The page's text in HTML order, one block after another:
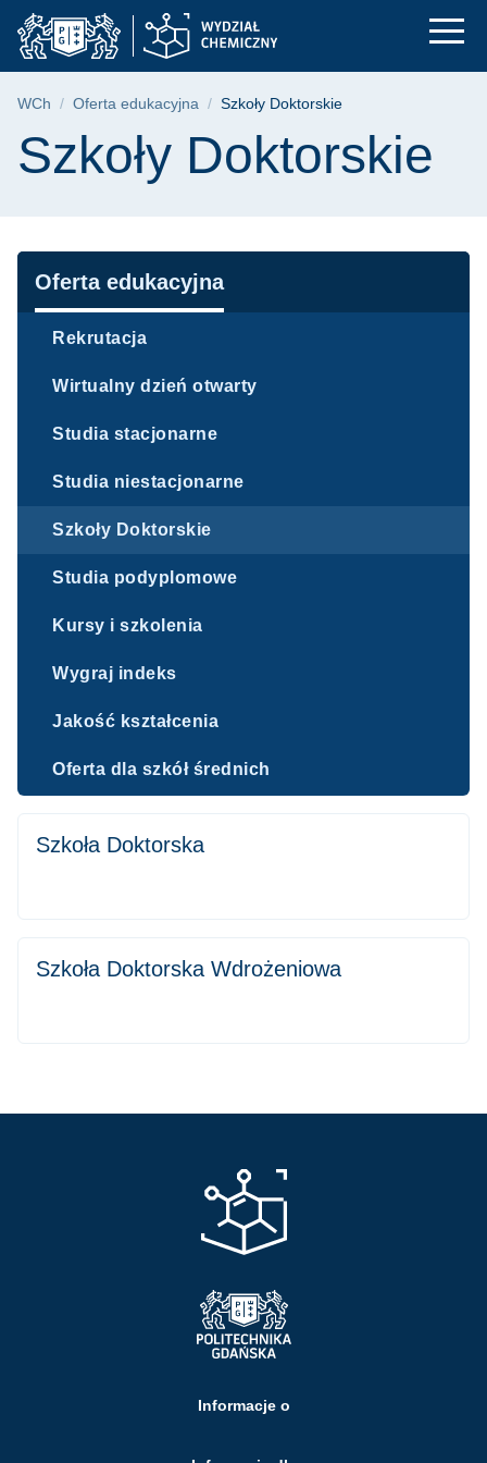
Przejdź
do
menu
Przejdź
do
wyszukiwarki
Przejdź
do
treści
Szkoły Doktorskie |
Ścieżka nawigacyjna
WCh Oferta edukacyjna Szkoły Doktorskie
Treść strony
Szkoły Doktorskie
Nawigacja
Oferta edukacyjna
Rekrutacja
Wirtualny dzień otwarty
Studia stacjonarne
Studia niestacjonarne
Szkoły Doktorskie
Studia podyplomowe
Kursy i szkolenia
Wygraj indeks
Jakość kształcenia
Oferta dla szkół średnich
Szkoła Doktorska
Szkoła Doktorska Wdrożeniowa
Informacje o